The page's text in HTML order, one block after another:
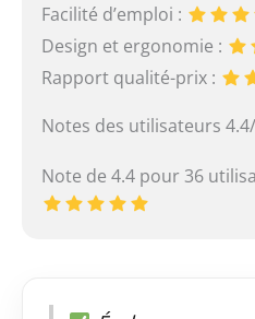
Facilité d’emploi :
Design et ergonomie :
Rapport qualité-prix :
Notes des utilisateurs
Note de 4.4 pour 36